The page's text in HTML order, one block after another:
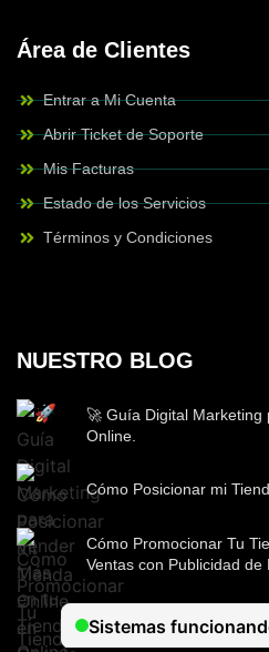
Área de Clientes
Entrar a Mi Cuenta
Abrir Ticket de Soporte
Mis Facturas
Estado de los Servicios
Términos y Condiciones
NUESTRO BLOG
🚀 Guía Digital Marketing
Online.
Cómo Posicionar mi
Cómo Promocionar Tu
Ventas con Publicidad de